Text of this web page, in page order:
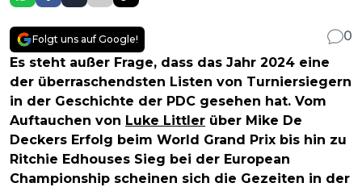
Folgt uns auf Google!
0
Es steht außer Frage, dass das Jahr 2024 eine
der überraschendsten Listen von Turniersiegern
in der Geschichte der PDC gesehen hat. Vom
Auftauchen von Luke Littler über Mike De
Deckers Erfolg beim World Grand Prix bis hin zu
Ritchie Edhouses Sieg bei der European
Championship scheinen sich die Gezeiten in der